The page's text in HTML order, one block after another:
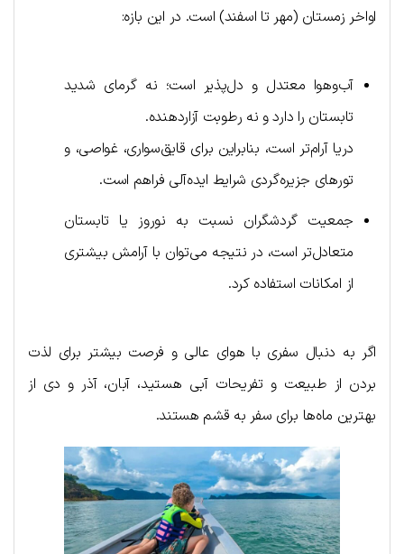
اواخر زمستان (مهر تا اسفند) است. در این بازه:
آب‌و‌هوا معتدل و دل‌پذیر است؛ نه گرمای شدید
تابستان را دارد و نه رطوبت آزاردهنده.
دریا آرام‌تر است، بنابراین برای قایق‌سواری، غواصی، و
تورهای جزیره‌گردی شرایط ایده‌آلی فراهم است.
جمعیت گردشگران نسبت به نوروز یا تابستان
متعادل‌تر است، در نتیجه می‌توان با آرامش بیشتری
از امکانات استفاده کرد.
اگر به دنبال سفری با هوای عالی و فرصت بیشتر برای لذت
بردن از طبیعت و تفریحات آبی هستید، آبان، آذر و دی از
بهترین ماه‌ها برای سفر به قشم هستند.